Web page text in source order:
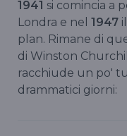
1941 si comincia a
Londra e nel 1947
plan. Rimane di
di Winston
racchiude un po'
drammatici giorni: